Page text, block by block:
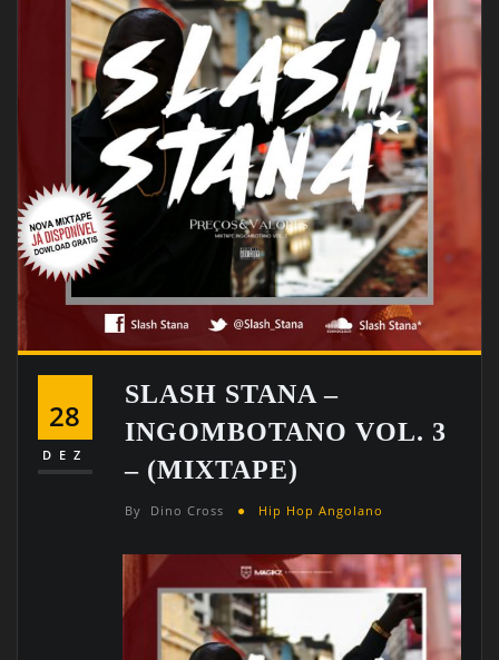
28
DEZ
SLASH STANA –
INGOMBOTANO VOL. 3
– (MIXTAPE)
By Dino Cross Hip Hop Angolano